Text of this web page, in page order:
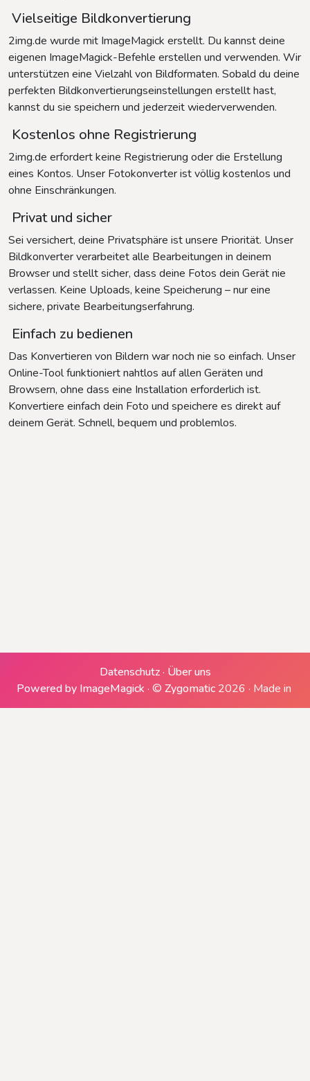
Vielseitige Bildkonvertierung
2img.de wurde mit ImageMagick erstellt. Du kannst deine
eigenen ImageMagick-Befehle erstellen und verwenden. Wir
unterstützen eine Vielzahl von Bildformaten. Sobald du deine
perfekten Bildkonvertierungseinstellungen erstellt hast,
kannst du sie speichern und jederzeit wiederverwenden.
Kostenlos ohne Registrierung
2img.de erfordert keine Registrierung oder die Erstellung
eines Kontos. Unser Fotokonverter ist völlig kostenlos und
ohne Einschränkungen.
Privat und sicher
Sei versichert, deine Privatsphäre ist unsere Priorität. Unser
Bildkonverter verarbeitet alle Bearbeitungen in deinem
Browser und stellt sicher, dass deine Fotos dein Gerät nie
verlassen. Keine Uploads, keine Speicherung – nur eine
sichere, private Bearbeitungserfahrung.
Einfach zu bedienen
Das Konvertieren von Bildern war noch nie so einfach. Unser
Online-Tool funktioniert nahtlos auf allen Geräten und
Browsern, ohne dass eine Installation erforderlich ist.
Konvertiere einfach dein Foto und speichere es direkt auf
deinem Gerät. Schnell, bequem und problemlos.
Datenschutz· Über uns
Powered by ImageMagick · © Zygomatic2026 · Made in